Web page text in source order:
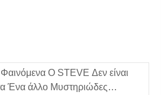
Ο STEVE Δεν είναι
Ένα άλλο Μυστηριώδες